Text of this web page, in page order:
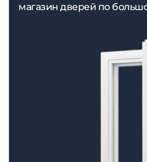
магазин дверей по